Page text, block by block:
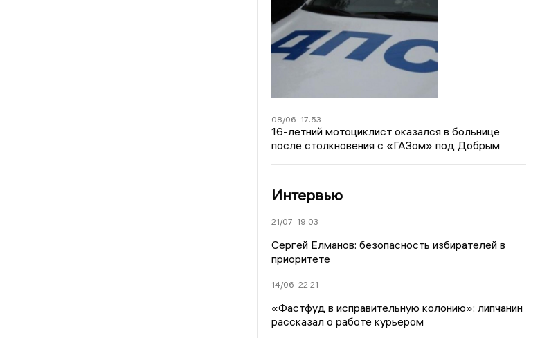
08/06 17:53
16-летний мотоциклист оказался в больнице
после столкновения с «ГАЗом» под Добрым
Интервью
21/07 19:03
Сергей Елманов: безопасность избирателей в
приоритете
14/06 22:21
«Фастфуд в исправительную колонию»: липчанин
рассказал о работе курьером